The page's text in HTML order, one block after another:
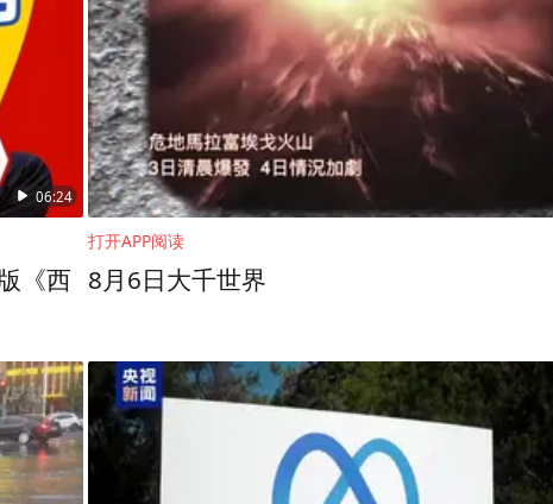
06:24
《西
打开APP阅读
8月6日大千世界